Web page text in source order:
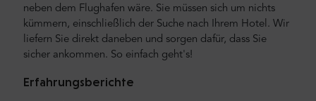
neben dem Flughafen wäre. Sie müssen sich um nichts
kümmern, einschließlich der Suche nach Ihrem Hotel. Wir
liefern Sie direkt daneben und sorgen dafür, dass Sie
sicher ankommen. So einfach geht's!
Erfahrungsberichte